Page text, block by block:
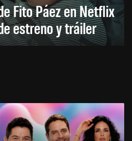
Fito Páez en Netflix
estreno y tráiler